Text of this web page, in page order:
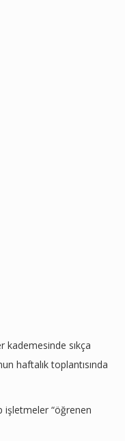
kademesinde sıkça
haftalık toplantısında
işletmeler “öğrenen